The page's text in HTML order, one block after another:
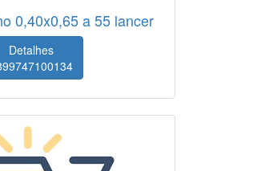
0,40x0,65 a 55 lancer
Detalhes